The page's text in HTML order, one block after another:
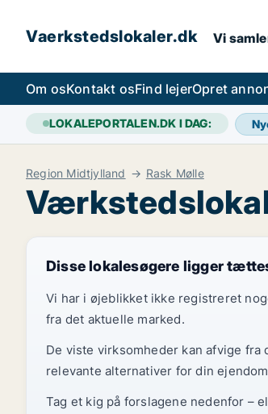
Vaerkstedslokaler.dk Vi
Om osKontakt osFind lejerOpret
LOKALEPORTALEN.DK I DAG:
Region Midtjylland Rask Mølle
Disse lokalesøgere ligger
Vi har i øjeblikket ikke registreret
fra det aktuelle marked.
De viste virksomheder kan afvige
relevante alternativer for din
Tag et kig på forslagene nedenfor –